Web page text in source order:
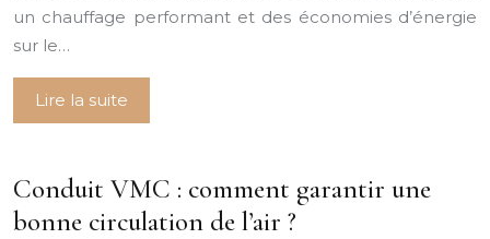
un chauffage performant et des économies d’énergie
sur le…
Lire la suite
Conduit VMC : comment garantir une
bonne circulation de l’air ?